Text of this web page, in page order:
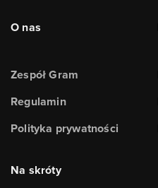
O nas
Zespół Gram
Regulamin
Polityka prywatności
Na skróty